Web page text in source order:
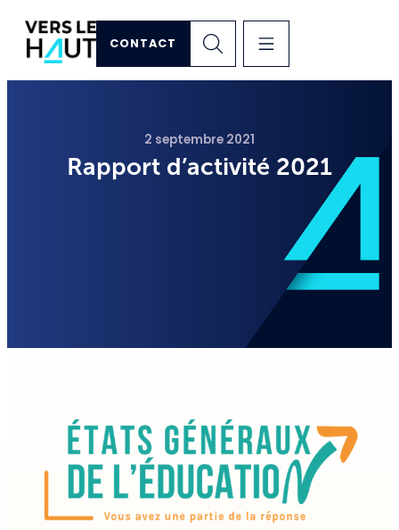
CONTACT
2 septembre 2021
Rapport d’activité 2021